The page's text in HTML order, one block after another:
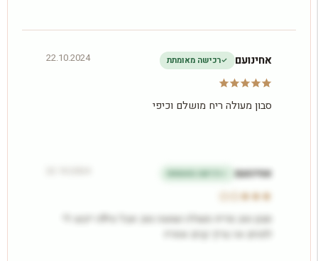
אחינועם רכישה מאומתת 22.10.2024
סבון מעולה ריח מושלם וכיפי
אחינועם רכישה מאומתת
סבון טוב מריח מעולה ועושה טוב אבל טי9ה ייבש לי
לפנים אז צריך קרם אחריו